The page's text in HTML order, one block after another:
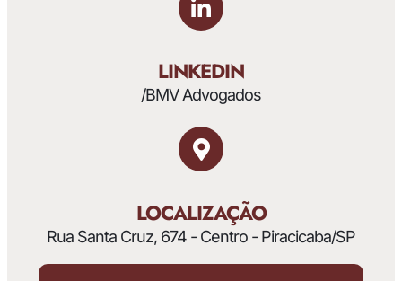
LINKEDIN
/BMV Advogados
LOCALIZAÇÃO
Rua Santa Cruz, 674 - Centro - Piracicaba/SP